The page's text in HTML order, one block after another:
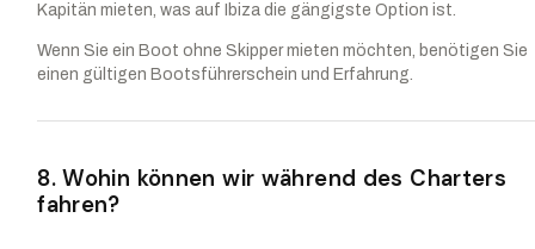
Kapitän mieten, was auf Ibiza die gängigste Option ist.
Wenn Sie ein Boot ohne Skipper mieten möchten, benötigen Sie
einen gültigen Bootsführerschein und Erfahrung.
8. Wohin können wir während des Charters
fahren?